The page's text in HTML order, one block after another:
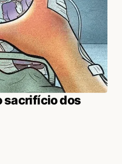
sacrifício dos